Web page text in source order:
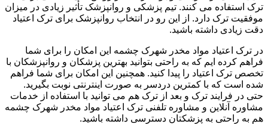
ترک استفاده می کنند. تیم پزشکی و روانپزشک تأثیر زیادی در میزان
موفقیت ترک دارد. از این رو در انتخاب روانپزشک برای ترک اعتیاد
دقت زیادی داشته باشید.
در ترک اعتیاد مواد مخدر شهرک چشمه این امکان را برای شما
فراهم کرده ایم که به راحتی بتوانید بهترین پزشکان و روانپزشکان با
تخصص ترک اعتیاد را پیدا کنید. همچنین این امکان برای شما فراهم
شده است که با کمترین دردسر به صورت اینترنتی نوبت بگیرید.
حتی در فرایند ترک و بعد از ترک هم می توانید با استفاده از خدمات
مشاوره آنلاین و مشاوره تلفنی ترک اعتیاد مواد مخدر شهرک چشمه
هم به راحتی به پزشکتان دسترسی داشته باشید.